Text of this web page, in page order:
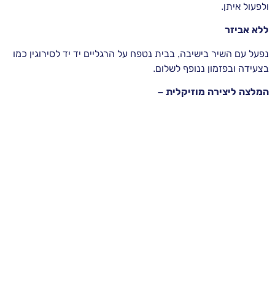
ולפעול איתן.
ללא אביזר
נפעל עם השיר בישיבה, בבית נטפח על הרגליים יד יד לסירוגין כמו
בצעידה ובפזמון ננופף לשלום.
המלצה ליצירה מוזיקלית –